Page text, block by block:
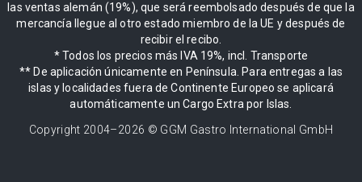
las ventas alemán (19%), que será reembolsado después de que la
mercancía llegue al otro estado miembro de la UE y después de
recibir el recibo.
* Todos los precios más IVA 19%, incl. Transporte
** De aplicación únicamente en Península. Para entregas a las
islas y localidades fuera de Continente Europeo se aplicará
automáticamente un Cargo Extra por Islas.
Copyright 2004–2026 © GGM Gastro International GmbH